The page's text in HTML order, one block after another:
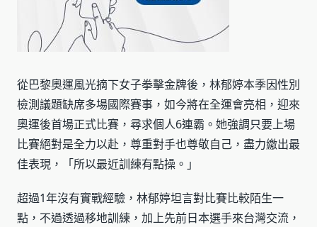
從巴黎奧運風光摘下女子拳擊金牌後，林郁婷本季因性別
檢測議題缺席多場國際賽事，如今將在全運會亮相，迎來
奧運後首場正式比賽，尋求個人6連霸。她強調只要上場
比賽絕對是全力以赴，尊重對手也尊敬自己，盡力繳出最
佳表現，「所以最近訓練有點操。」
超過1年沒有實戰經驗，林郁婷坦言對比賽比較陌生一
點，不過透過移地訓練，加上先前日本選手來台灣交流，